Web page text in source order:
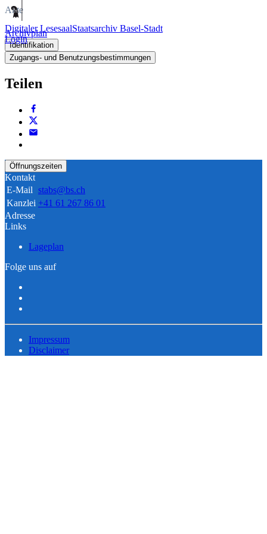
Digitaler LesesaalStaatsarchiv Basel-Stadt
Login
Akte
Archivplan
Identifikation
Zugangs- und Benutzungsbestimmungen
Teilen
Öffnungszeiten
Kontakt
E-Mail stabs@bs.ch
Kanzlei +41 61 267 86 01
Adresse
Links
Lageplan
Folge uns auf
Impressum
Disclaimer